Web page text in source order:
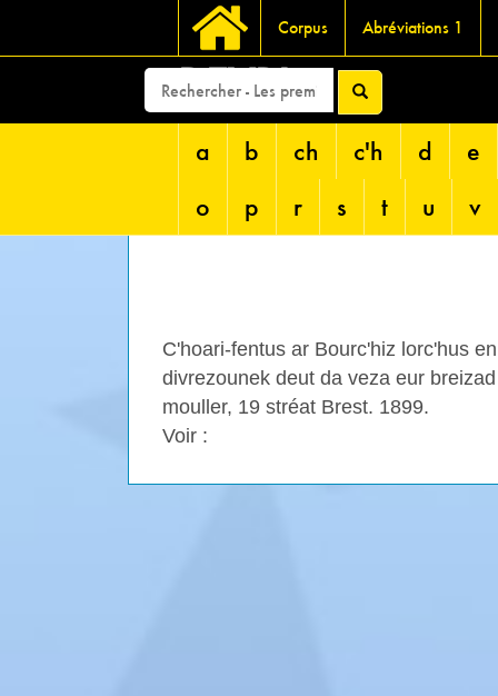
Corpus Abréviations 1
DEVRI
a b ch c'h d
e
o
p r s t u v
C'hoari-fentus ar Bourc'hiz lorc'hus
divrezounek deut da veza eur
mouller, 19 stréat Brest. 1899.
Voir :